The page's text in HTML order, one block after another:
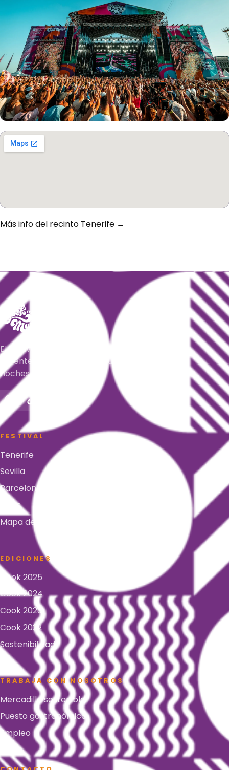
Más info del recinto Tenerife →
El festival latino, urbano y tropical más
caliente del verano. Tres ciudades, cinco
noches, un mismo verano.
FESTIVAL
Tenerife
Sevilla
Barcelona
FAQs
Mapa del recinto
EDICIONES
Cook 2025
Cook 2024
Cook 2023
Cook 2022
Sostenibilidad
TRABAJA CON NOSOTROS
Mercadillo sostenible
Puesto gastronómico
Empleo